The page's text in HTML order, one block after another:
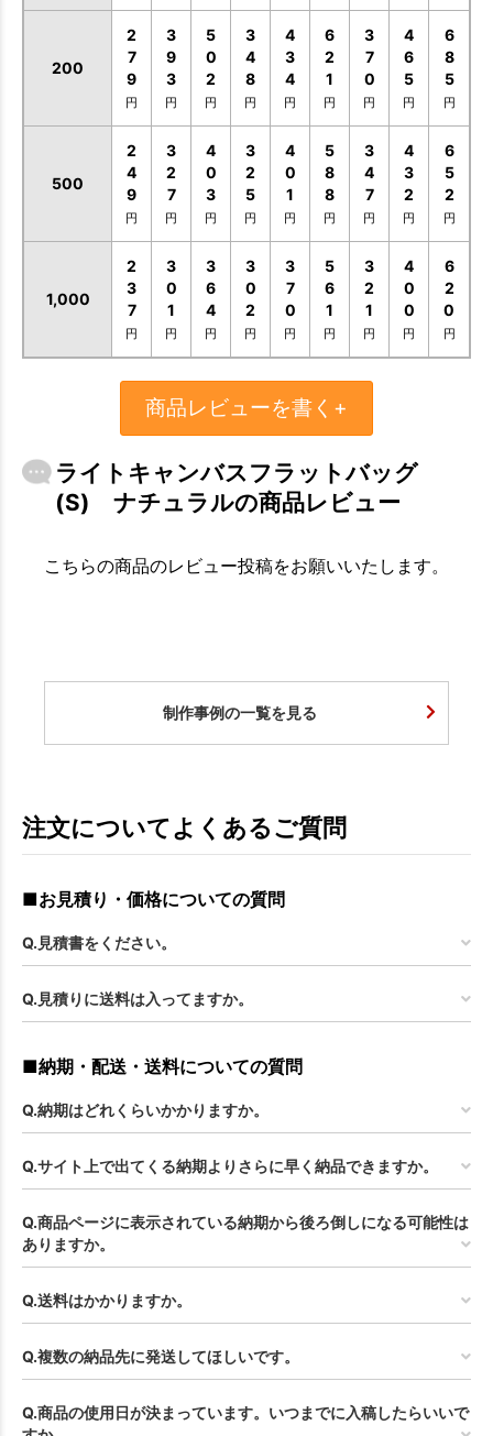
200
2
7
9
円
3
9
3
円
5
0
2
円
3
4
8
円
4
3
4
円
6
2
1
円
3
7
0
円
4
6
5
円
6
8
5
円
500
2
4
9
円
3
2
7
円
4
0
3
円
3
2
5
円
4
0
1
円
5
8
8
円
3
4
7
円
4
3
2
円
6
5
2
円
1,000
2
3
7
円
3
0
1
円
3
6
4
円
3
0
2
円
3
7
0
円
5
6
1
円
3
2
1
円
4
0
0
円
6
2
0
円
商品レビューを書く+
ライトキャンバスフラットバッグ
(S) ナチュラルの商品レビュー
こちらの商品のレビュー投稿をお願いいたします。
制作事例の一覧を見る
注文についてよくあるご質問
■お見積り・価格についての質問
Q.見積書をください。
Q.見積りに送料は入ってますか。
■納期・配送・送料についての質問
Q.納期はどれくらいかかりますか。
Q.サイト上で出てくる納期よりさらに早く納品できますか。
Q.商品ページに表示されている納期から後ろ倒しになる可能性は
ありますか。
Q.送料はかかりますか。
Q.複数の納品先に発送してほしいです。
Q.商品の使用日が決まっています。いつまでに入稿したらいいで